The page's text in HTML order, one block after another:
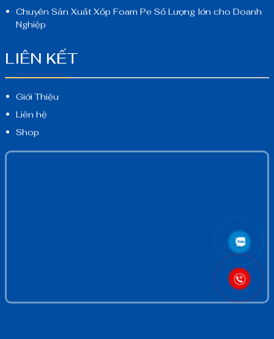
Chuyên Sản Xuất Xốp Foam Pe Số Lượng lớn cho Doanh
Nghiệp
LIÊN KẾT
Giới Thiệu
Liên hệ
Shop